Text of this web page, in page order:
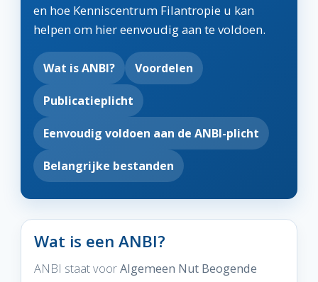
en hoe Kenniscentrum Filantropie u kan
helpen om hier eenvoudig aan te voldoen.
Wat is ANBI? Voordelen
Publicatieplicht
Eenvoudig voldoen aan de ANBI-plicht
Belangrijke bestanden
Wat is een ANBI?
ANBI staat voorAlgemeen Nut Beogende